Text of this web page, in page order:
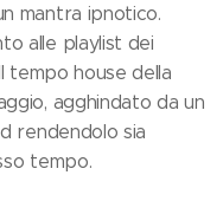
mantra ipnotico.
alle playlist dei
tempo house della
agghindato da un
rendendolo sia
tempo.